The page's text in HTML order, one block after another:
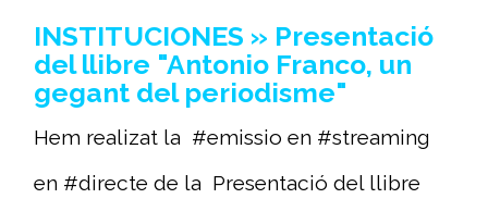
INSTITUCIONES » Presentació
del llibre "Antonio Franco, un
gegant del periodisme"
Hem realizat la #emissio en #streaming
en #directe de la Presentació del llibre